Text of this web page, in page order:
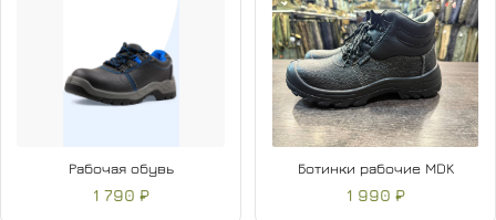
Рабочая обувь
1 790 ₽
Ботинки рабочие MDK
1 990 ₽